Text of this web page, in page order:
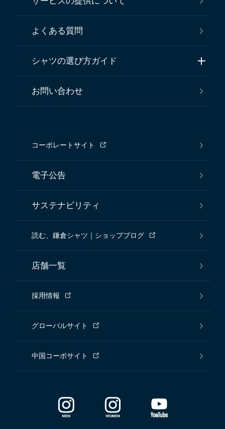
よくある質問
シャツの選び方ガイド
お問い合わせ
コーポレートサイト
電子公告
サステナビリティ
読む、鎌倉シャツ｜ショップブログ
店舗一覧
採用情報
グローバルサイト
中国コーポサイト